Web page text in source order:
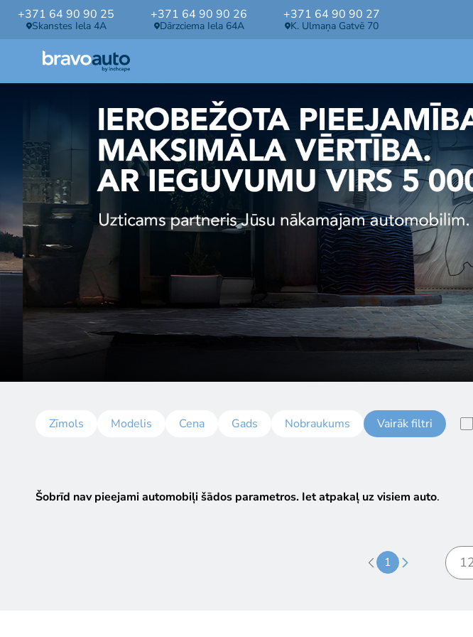
+371 64 90 90 25
Skanstes Iela 4A
+371 64 90 90 26
Dārzciema Iela 64A
+371 64 90 90 27
K. Ulmaņa Gatvē 70
Zīmols Modelis Cena Gads Nobraukums Vairāk filtri
Šobrīd nav pieejami automobiļi šādos parametros. Iet atpakaļ uz visiem auto.
1